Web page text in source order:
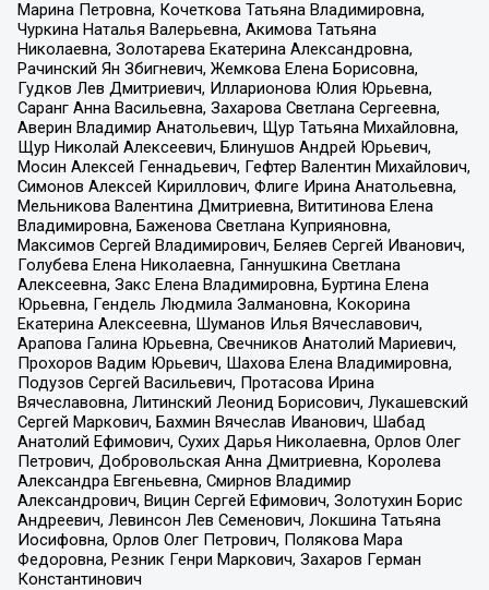
Марина Петровна, Кочеткова Татьяна Владимировна,
Чуркина Наталья Валерьевна, Акимова Татьяна
Николаевна, Золотарева Екатерина Александровна,
Рачинский Ян Збигневич, Жемкова Елена Борисовна,
Гудков Лев Дмитриевич, Илларионова Юлия Юрьевна,
Саранг Анна Васильевна, Захарова Светлана Сергеевна,
Аверин Владимир Анатольевич, Щур Татьяна Михайловна,
Щур Николай Алексеевич, Блинушов Андрей Юрьевич,
Мосин Алексей Геннадьевич, Гефтер Валентин Михайлович,
Симонов Алексей Кириллович, Флиге Ирина Анатольевна,
Мельникова Валентина Дмитриевна, Вититинова Елена
Владимировна, Баженова Светлана Куприяновна,
Максимов Сергей Владимирович, Беляев Сергей Иванович,
Голубева Елена Николаевна, Ганнушкина Светлана
Алексеевна, Закс Елена Владимировна, Буртина Елена
Юрьевна, Гендель Людмила Залмановна, Кокорина
Екатерина Алексеевна, Шуманов Илья Вячеславович,
Арапова Галина Юрьевна, Свечников Анатолий Мариевич,
Прохоров Вадим Юрьевич, Шахова Елена Владимировна,
Подузов Сергей Васильевич, Протасова Ирина
Вячеславовна, Литинский Леонид Борисович, Лукашевский
Сергей Маркович, Бахмин Вячеслав Иванович, Шабад
Анатолий Ефимович, Сухих Дарья Николаевна, Орлов Олег
Петрович, Добровольская Анна Дмитриевна, Королева
Александра Евгеньевна, Смирнов Владимир
Александрович, Вицин Сергей Ефимович, Золотухин Борис
Андреевич, Левинсон Лев Семенович, Локшина Татьяна
Иосифовна, Орлов Олег Петрович, Полякова Мара
Федоровна, Резник Генри Маркович, Захаров Герман
Константинович